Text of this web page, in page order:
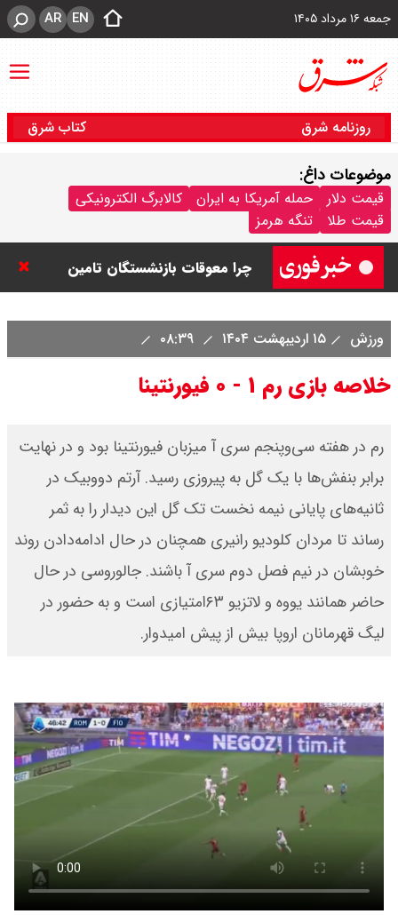
جمعه ۱۶ مرداد ۱۴۰۵ EN
AR
روزنامه شرق کتاب شرق
موضوعات داغ:
قیمت دلار حمله آمریکا به ایران
کالابرگ الکترونیکی
قیمت طلا
تنگه هرمز / نفت صعودی شد + جدول
چرا معوقات بازنشستگان تامین
جزئیات عرضه اولیه احیا در فرابورس
اعلام شد
جمعه ۱۶ مرداد۱۴۰۵ / قیمت بیت
کوین چند؟ + جدول
قیمت طلای جهان امروز جمعه
۱۶مرداد۱۴۰۵ /هر اونس طلا چند ؟ +
جدول
ورزش ۱۵ اردیبهشت ۱۴۰۴
خلاصه بازی رم ۱ - ۰ فیورنتینا
رم در هفته سی‌وپنجم سری آ میزبان فیورنتینا بود و در نهایت
برابر بنفش‌ها با یک گل به پیروزی رسید. آرتم دووبیک در
ثانیه‌های پایانی نیمه نخست تک گل این دیدار را به ثمر
رساند تا مردان کلودیو رانیری همچنان در حال ادامه‌دادن روند
خوبشان در نیم فصل دوم سری آ باشند. جالوروسی در حال
حاضر همانند یووه و لاتزیو ۶۳امتیازی است و به حضور در
لیگ قهرمانان اروپا بیش از پیش امیدوار.